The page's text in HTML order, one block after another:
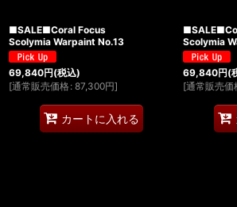
■SALE■Coral Focus
Scolymia Warpaint No.13
69,840円(税込)
[通常販売価格 : 87,300円]
カートに入れる
Scolymia
69,840円(
[通常販売価